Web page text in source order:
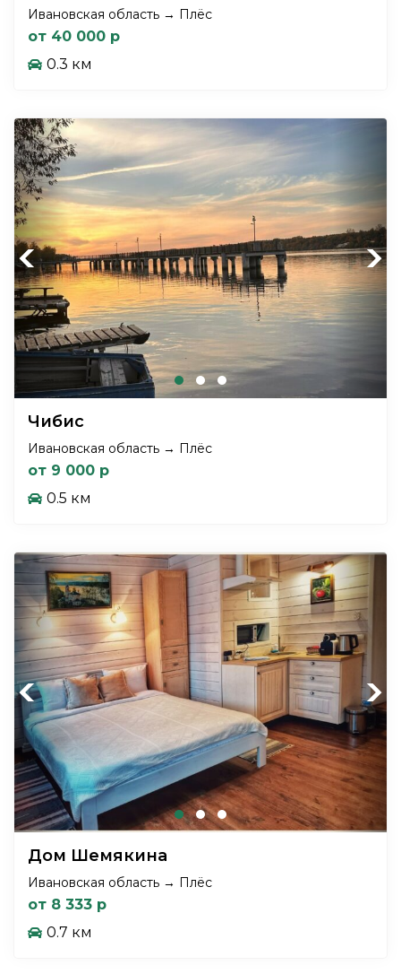
Ивановская область → Плёс
от 40 000 р
0.3 км
Previous Next
Чибис
Ивановская область → Плёс
от 9 000 р
0.5 км
Previous Next
Дом Шемякина
Ивановская область → Плёс
от 8 333 р
0.7 км